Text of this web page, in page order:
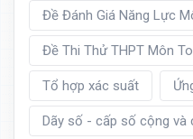
Đề Đánh Giá Năng Lực
Đề Thi Thử THPT Môn
Tổ hợp xác suất
Dãy số - cấp số cộng và